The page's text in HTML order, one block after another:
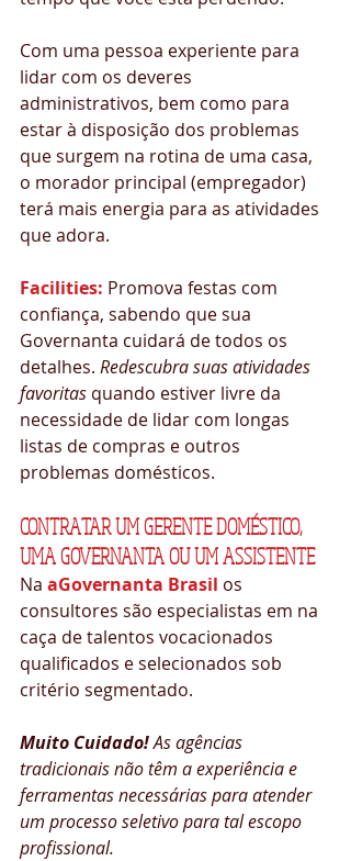
Com uma pessoa experiente para
lidar com os deveres
administrativos, bem como para
estar à disposição dos problemas
que surgem na rotina de uma casa,
o morador principal (empregador)
terá mais energia para as atividades
que adora.
Facilities: Promova festas com
confiança, sabendo que sua
Governanta cuidará de todos os
detalhes. Redescubra suas atividades
favoritas quando estiver livre da
necessidade de lidar com longas
listas de compras e outros
problemas domésticos.
CONTRATAR UM GERENTE DOMÉSTICO,
UMA GOVERNANTA OU UM ASSISTENTE
Na aGovernanta Brasil os
consultores são especialistas em na
caça de talentos vocacionados
qualificados e selecionados sob
critério segmentado.
Muito Cuidado! As agências
tradicionais não têm a experiência e
ferramentas necessárias para atender
um processo seletivo para tal escopo
profissional.